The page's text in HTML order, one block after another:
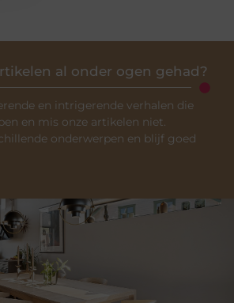
al onder ogen gehad?
en intrigerende verhalen die
en mis onze artikelen niet.
onderwerpen en blijf goed